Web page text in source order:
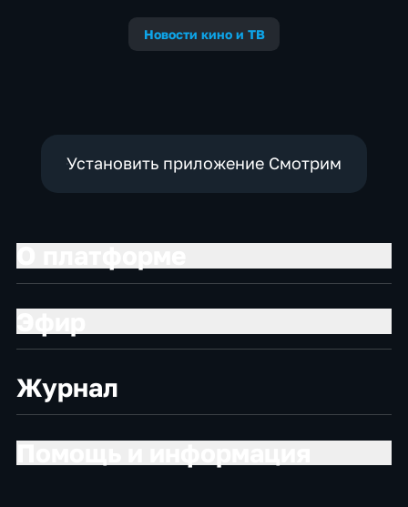
Новости кино и ТВ
Установить приложение Смотрим
Журнал